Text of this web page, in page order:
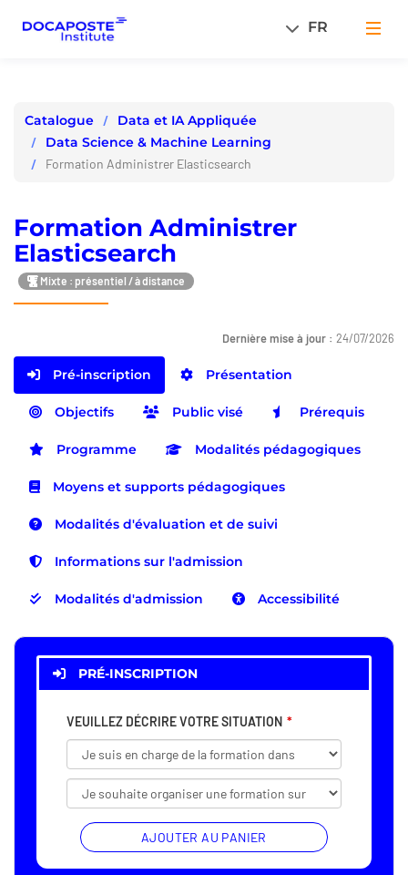
FR
Catalogue
Data et IA Appliquée
Data Science & Machine Learning
Formation Administrer Elasticsearch
Formation Administrer
Elasticsearch
Mixte : présentiel / à distance
Dernière mise à jour : 24/07/2026
Pré-inscription Présentation
Objectifs Public visé Prérequis
Programme Modalités pédagogiques
Moyens et supports pédagogiques
Modalités d'évaluation et de suivi
Informations sur l'admission
Modalités d'admission Accessibilité
PRÉ-INSCRIPTION
VEUILLEZ DÉCRIRE VOTRE SITUATION
AJOUTER AU PANIER